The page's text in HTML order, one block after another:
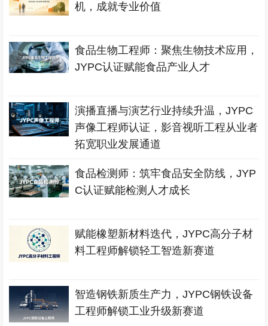
机，成就专业价值
食品生物工程师：聚焦生物技术应用，
JYPC认证赋能食品产业人才
演播直播与演艺行业持续升温，JYPC
声像工程师认证，影音视听工程从业者
拓宽职业发展通道
食品检测师：筑牢食品安全防线，JYP
C认证赋能检测人才成长
赋能橡塑新材料迭代，JYPC高分子材
料工程师解锁轻工智造新赛道
智造钢铁新质生产力，JYPC钢铁设备
工程师解锁工业升级新赛道